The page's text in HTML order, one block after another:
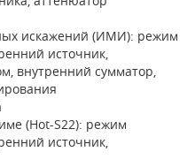
искажений (ИМИ): режим
источник,
внутренний сумматор,
(Hot-S22): режим
источник,